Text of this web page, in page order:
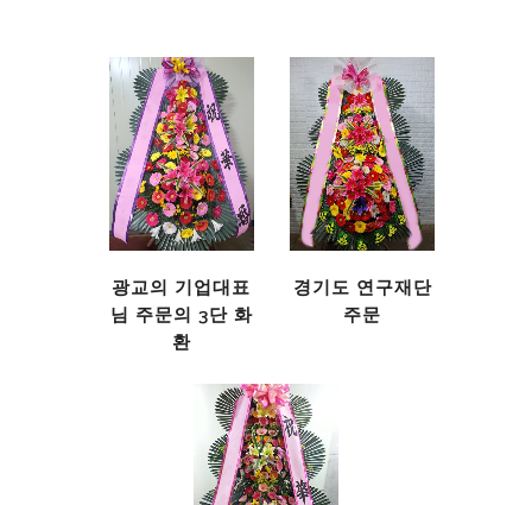
광교의 기업대표
님 주문의 3단 화
환
경기도 연구재단
주문